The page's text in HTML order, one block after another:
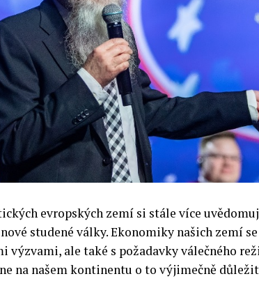
evropských zemí si stále více
studené války. Ekonomiky našich zemí
výzvami, ale také s požadavky válečného
na našem kontinentu o to výjimečně